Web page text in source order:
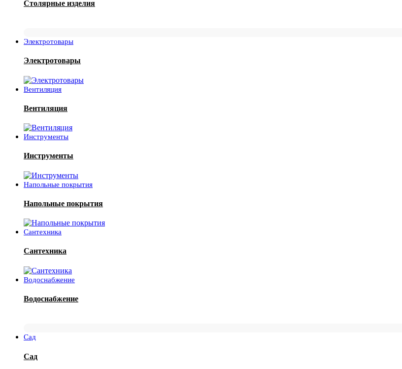
Столярные изделия
Электротовары
Электротовары
Вентиляция
Вентиляция
Инструменты
Инструменты
Напольные покрытия
Напольные покрытия
Сантехника
Сантехника
Водоснабжение
Водоснабжение
Сад
Сад